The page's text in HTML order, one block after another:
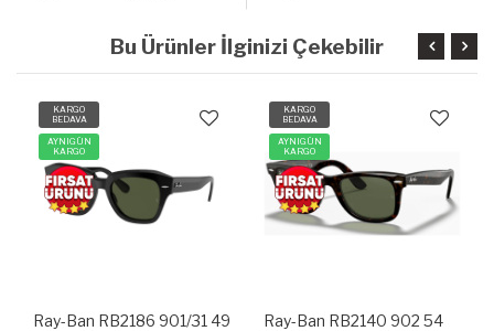
Bu Ürünler İlginizi Çekebilir
KARGO
BEDAVA
AYNIGÜN
KARGO
Ray-Ban RB2186 901/31 49
KARGO
BEDAVA
AYNIGÜN
KARGO
Ray-Ban RB2140 902 54